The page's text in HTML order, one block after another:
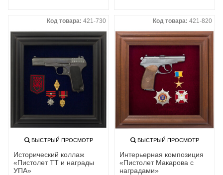
Код товара: 421-730
БЫСТРЫЙ ПРОСМОТР
Исторический коллаж
«Пистолет ТТ и награды
УПА»
Код товара: 421-820
БЫСТРЫЙ ПРОСМОТР
Интерьерная композиция
«Пистолет Макарова с
наградами»